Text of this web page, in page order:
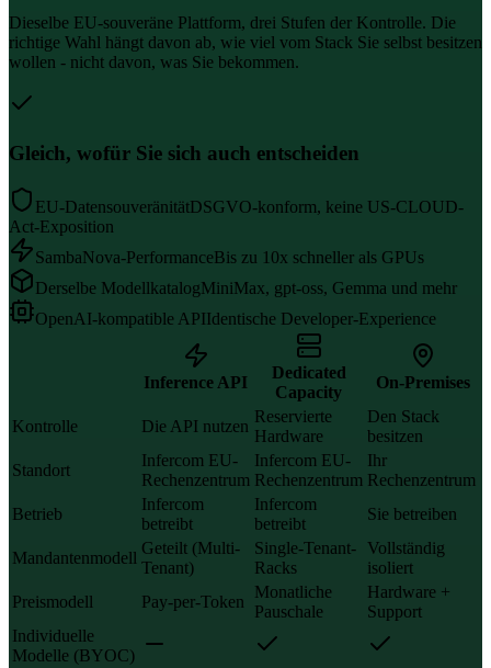
Dieselbe EU-souveräne Plattform, drei Stufen der Kontrolle. Die
richtige Wahl hängt davon ab, wie viel vom Stack Sie selbst besitzen
wollen - nicht davon, was Sie bekommen.
Gleich, wofür Sie sich auch entscheiden
EU-DatensouveränitätDSGVO-konform, keine US-CLOUD-
Act-Exposition
SambaNova-PerformanceBis zu 10x schneller als GPUs
Derselbe ModellkatalogMiniMax, gpt-oss, Gemma und mehr
OpenAI-kompatible APIIdentische Developer-Experience
Inference API
Dedicated
Capacity
On-Premises
Kontrolle Die API nutzen
Reservierte
Hardware
Den Stack
besitzen
Standort
Infercom EU-
Rechenzentrum
Infercom EU-
Rechenzentrum
Ihr
Rechenzentrum
Betrieb
Infercom
betreibt
Infercom
betreibt
Sie betreiben
Mandantenmodell
Geteilt (Multi-
Tenant)
Single-Tenant-
Racks
Vollständig
isoliert
Preismodell
Pay-per-Token
Monatliche
Pauschale
Hardware +
Support
Individuelle
Modelle (BYOC)